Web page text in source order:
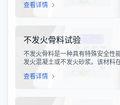
响设备的使用寿命、运行稳定性和
查看详情
不发火骨料试验
不发火骨料是一种具有特殊安全性
发火混凝土或不发火砂浆。该材料
炸事故的风险。不发火骨料试验是
查看详情